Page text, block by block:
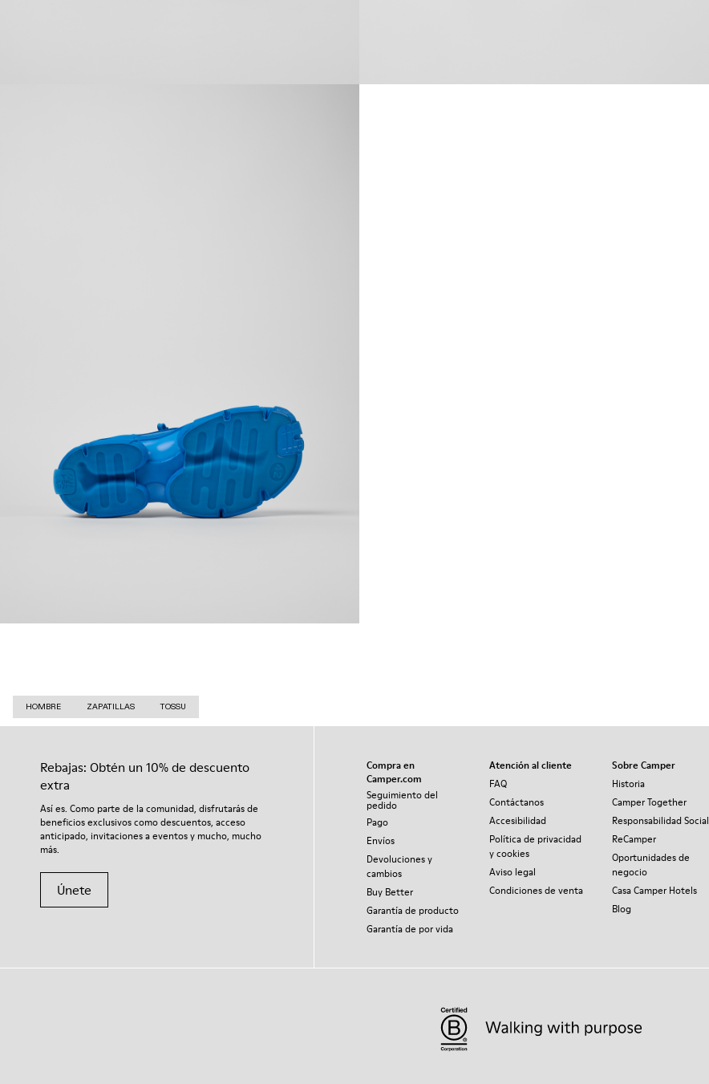
HOMBRE ZAPATILLAS TOSSU
Rebajas: Obtén un 10% de descuento
extra
Así es. Como parte de la comunidad, disfrutarás de
beneficios exclusivos como descuentos, acceso
anticipado, invitaciones a eventos y mucho, mucho
más.
Únete
Compra en
Camper.com
Seguimiento del
pedido
Pago
Envíos
Devoluciones y
cambios
Buy Better
Garantía de producto
Garantía de por vida
Atención al cliente
FAQ
Contáctanos
Accesibilidad
Política de privacidad
y cookies
Aviso legal
Condiciones de venta
Sobre Camper
Historia
Camper Together
Responsabilidad Social
ReCamper
Oportunidades de
negocio
Casa Camper Hotels
Blog